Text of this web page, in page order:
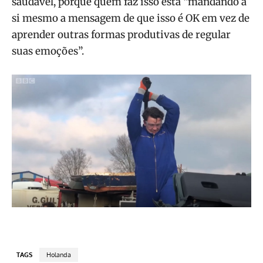
si mesmo a mensagem de que isso é OK em vez de
aprender outras formas produtivas de regular
suas emoções”.
TAGS Holanda